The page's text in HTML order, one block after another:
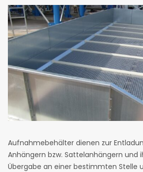
Aufnahmebehälter dienen zur
Anhängern bzw. Sattelanhängern und
Übergabe an einer bestimmten Stelle